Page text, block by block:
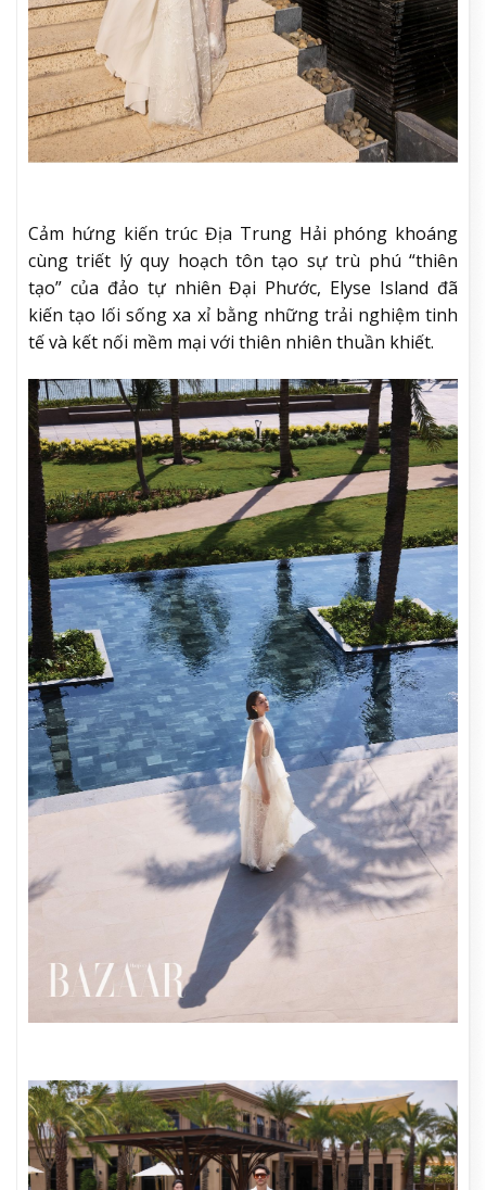
Cảm hứng kiến trúc Địa Trung Hải phóng khoáng
cùng triết lý quy hoạch tôn tạo sự trù phú “thiên
tạo” của đảo tự nhiên Đại Phước, Elyse Island đã
kiến tạo lối sống xa xỉ bằng những trải nghiệm tinh
tế và kết nối mềm mại với thiên nhiên thuần khiết.